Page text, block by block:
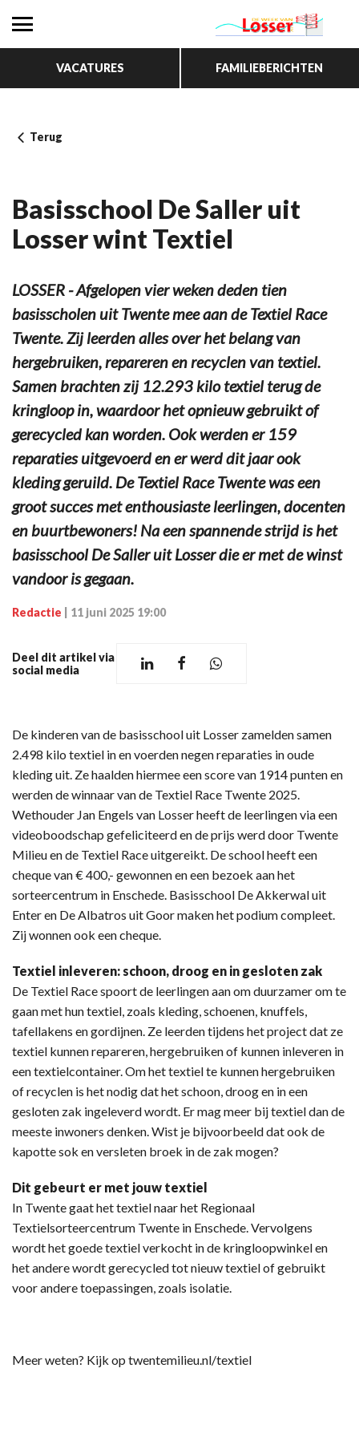
VACATURES FAMILIEBERICHTEN
Terug
Basisschool De Saller uit
Losser wint Textiel
LOSSER - Afgelopen vier weken deden tien
basisscholen uit Twente mee aan de Textiel Race
Twente. Zij leerden alles over het belang van
hergebruiken, repareren en recyclen van textiel.
Samen brachten zij 12.293 kilo textiel terug de
kringloop in, waardoor het opnieuw gebruikt of
gerecycled kan worden. Ook werden er 159
reparaties uitgevoerd en er werd dit jaar ook
kleding geruild. De Textiel Race Twente was een
groot succes met enthousiaste leerlingen, docenten
en buurtbewoners! Na een spannende strijd is het
basisschool De Saller uit Losser die er met de winst
vandoor is gegaan.
Redactie 11 juni 2025 19:00
Deel dit artikel via
social media
De kinderen van de basisschool uit Losser zamelden samen
2.498 kilo textiel in en voerden negen reparaties in oude
kleding uit. Ze haalden hiermee een score van 1914 punten en
werden de winnaar van de Textiel Race Twente 2025.
Wethouder Jan Engels van Losser heeft de leerlingen via een
videoboodschap gefeliciteerd en de prijs werd door Twente
Milieu en de Textiel Race uitgereikt. De school heeft een
cheque van € 400,- gewonnen en een bezoek aan het
sorteercentrum in Enschede. Basisschool De Akkerwal uit
Enter en De Albatros uit Goor maken het podium compleet.
Zij wonnen ook een cheque.
Textiel inleveren: schoon, droog en in gesloten zak
De Textiel Race spoort de leerlingen aan om duurzamer om te
gaan met hun textiel, zoals kleding, schoenen, knuffels,
tafellakens en gordijnen. Ze leerden tijdens het project dat ze
textiel kunnen repareren, hergebruiken of kunnen inleveren in
een textielcontainer. Om het textiel te kunnen hergebruiken
of recyclen is het nodig dat het schoon, droog en in een
gesloten zak ingeleverd wordt. Er mag meer bij textiel dan de
meeste inwoners denken. Wist je bijvoorbeeld dat ook de
kapotte sok en versleten broek in de zak mogen?
Dit gebeurt er met jouw textiel
In Twente gaat het textiel naar het Regionaal
Textielsorteercentrum Twente in Enschede. Vervolgens
wordt het goede textiel verkocht in de kringloopwinkel en
het andere wordt gerecycled tot nieuw textiel of gebruikt
voor andere toepassingen, zoals isolatie.
Meer weten? Kijk op twentemilieu.nl/textiel